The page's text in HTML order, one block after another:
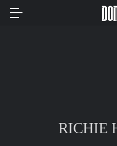
RICHIE